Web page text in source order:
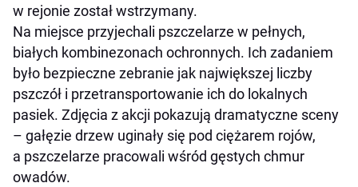
w rejonie został wstrzymany.
Na miejsce przyjechali pszczelarze w pełnych,
białych kombinezonach ochronnych. Ich zadaniem
było bezpieczne zebranie jak największej liczby
pszczół i przetransportowanie ich do lokalnych
pasiek. Zdjęcia z akcji pokazują dramatyczne sceny
– gałęzie drzew uginały się pod ciężarem rojów,
a pszczelarze pracowali wśród gęstych chmur
owadów.